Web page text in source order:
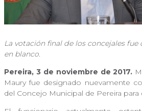
La votación final de los concejales fue
en blanco.
Pereira, 3 de noviembre de 2017.
Maury fue designado nuevamente
del Concejo Municipal de Pereira para